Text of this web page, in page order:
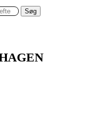
Søg